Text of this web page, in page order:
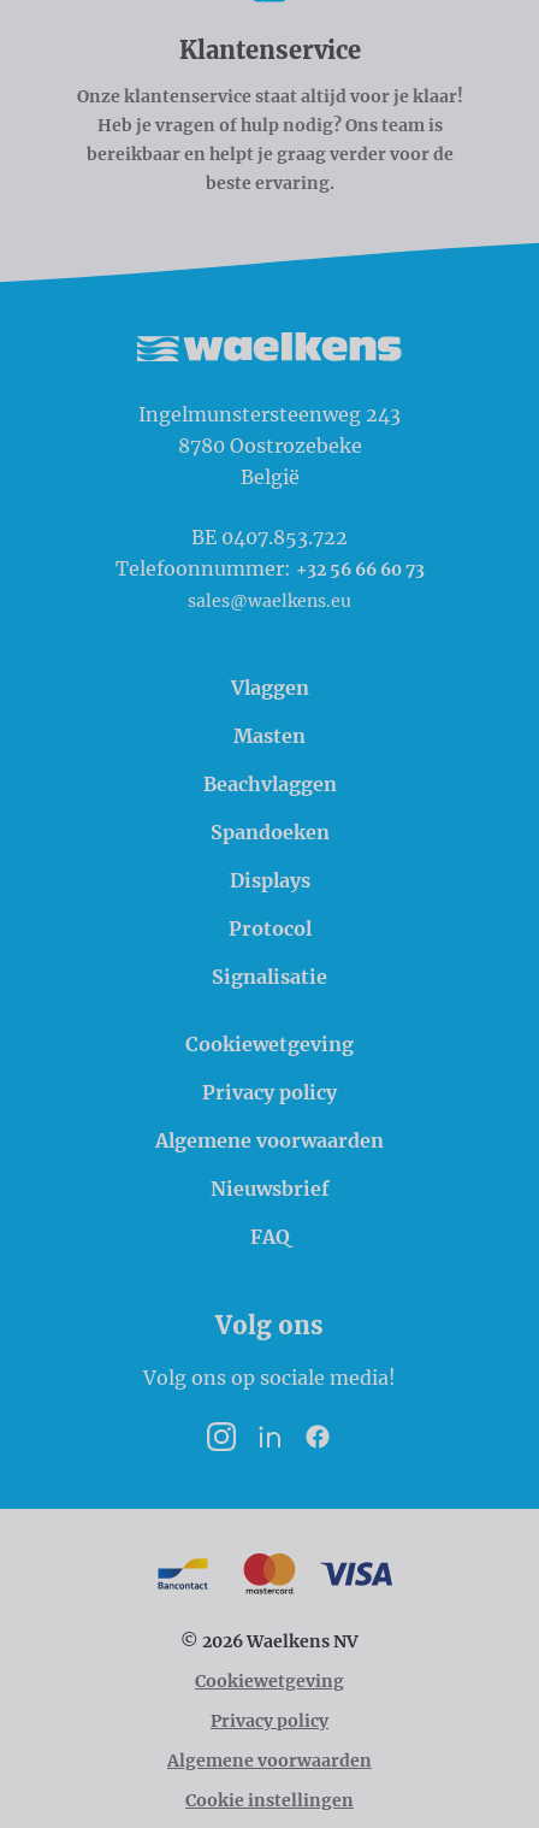
Klantenservice
Onze klantenservice staat altijd voor je klaar!
Heb je vragen of hulp nodig? Ons team is
bereikbaar en helpt je graag verder voor de
beste ervaring.
Ingelmunstersteenweg 243
8780 Oostrozebeke
België
BE 0407.853.722
Telefoonnummer: +32 56 66 60 73
sales@waelkens.eu
Vlaggen
Masten
Beachvlaggen
Spandoeken
Displays
Protocol
Signalisatie
Cookiewetgeving
Privacy policy
Algemene voorwaarden
Nieuwsbrief
FAQ
Volg ons
Volg ons op sociale media!
InstagramLinkedInFacebook
© 2026 Waelkens NV
Cookiewetgeving
Privacy policy
Algemene voorwaarden
Cookie instellingen
Betaalmogelijkheden
BancontactMasterCard
VISA